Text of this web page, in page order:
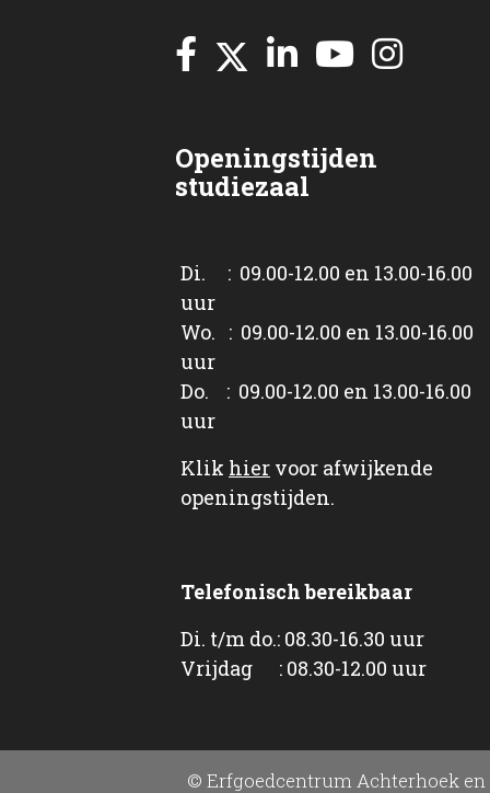
Openingstijden
studiezaal
Di. : 09.00-12.00 en 13.00-16.00
uur
Wo. : 09.00-12.00 en 13.00-16.00
uur
Do. : 09.00-12.00 en 13.00-16.00
uur
Klik hier voor afwijkende
openingstijden.
Telefonisch bereikbaar
Di. t/m do.: 08.30-16.30 uur
Vrijdag : 08.30-12.00 uur
© Erfgoedcentrum Achterhoek en